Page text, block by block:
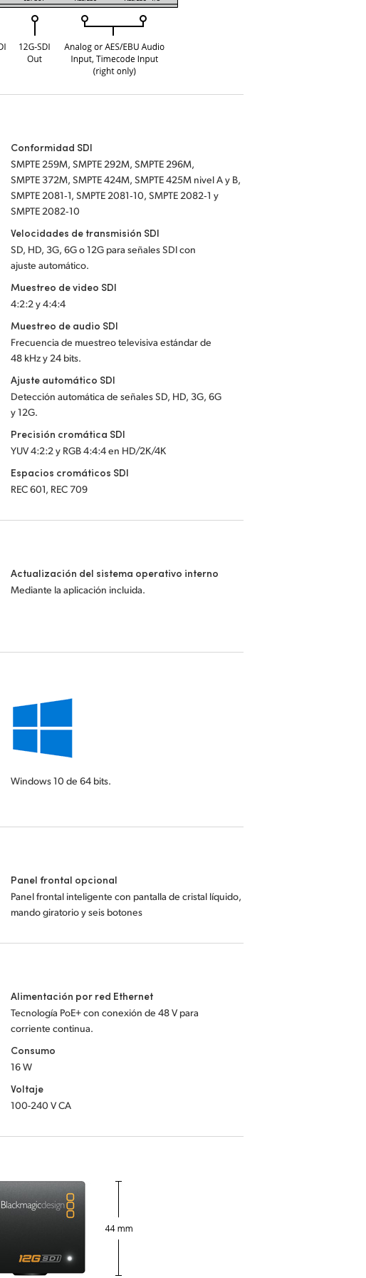
Conformidad SDI
SMPTE 259M, SMPTE 292M, SMPTE 296M,
SMPTE 372M, SMPTE 424M, SMPTE 425M nivel A y B,
SMPTE 2081‑1, SMPTE 2081‑10, SMPTE 2082‑1 y
SMPTE 2082‑10
Velocidades de transmisión SDI
SD, HD, 3G, 6G o 12G para señales SDI con
ajuste automático.
Muestreo de video SDI
4:2:2 y 4:4:4
Muestreo de audio SDI
Frecuencia de muestreo televisiva estándar de
48 kHz y 24 bits.
Ajuste automático SDI
Detección automática de señales SD, HD, 3G, 6G
y 12G.
Precisión cromática SDI
YUV 4:2:2 y RGB 4:4:4 en HD/2K/4K
Espacios cromáticos SDI
REC 601, REC 709
Actualización del sistema operativo interno
Mediante la aplicación incluida.
Windows 10de 64 bits.
Panel frontal opcional
Panel frontal inteligente con pantalla de cristal líquido,
mando giratorio y seis botones
Alimentación por red Ethernet
Tecnología PoE+ con conexión de 48 V para
corriente continua.
Consumo
16 W
Voltaje
100-240 V CA